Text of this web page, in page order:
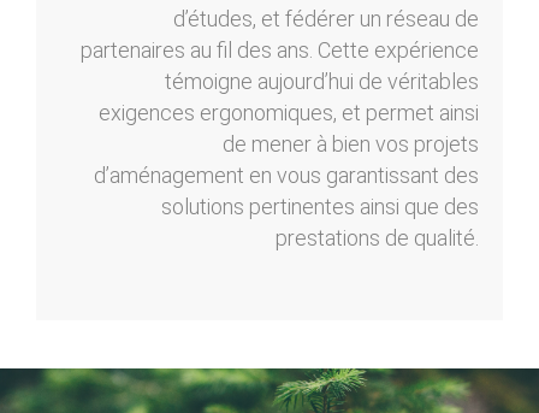
d’études, et fédérer un réseau de
partenaires au fil des ans. Cette expérience
témoigne aujourd’hui de véritables
exigences ergonomiques, et permet ainsi
de mener à bien vos projets
d’aménagement en vous garantissant des
solutions pertinentes ainsi que des
prestations de qualité.